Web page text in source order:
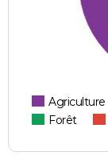
Agriculture
Forêt